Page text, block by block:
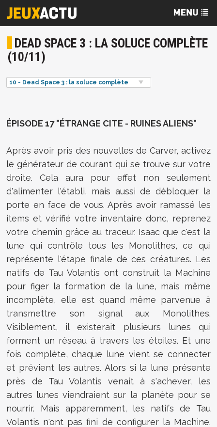
DEAD SPACE 3 : LA SOLUCE COMPLÈTE
(10/11)
10 - Dead Space 3 : la soluce complète
ÉPISODE 17 "ÉTRANGE CITE - RUINES ALIENS"
Après avoir pris des nouvelles de Carver, activez
le générateur de courant qui se trouve sur votre
droite. Cela aura pour effet non seulement
d'alimenter l'établi, mais aussi de débloquer la
porte en face de vous. Après avoir ramassé les
items et vérifié votre inventaire donc, reprenez
votre chemin grâce au traceur. Isaac que c'est la
lune qui contrôle tous les Monolithes, ce qui
représente l'étape finale de ces créatures. Les
natifs de Tau Volantis ont construit la Machine
pour figer la formation de la lune, mais même
incomplète, elle est quand même parvenue à
transmettre son signal aux Monolithes.
Visiblement, il existerait plusieurs lunes qui
forment un réseau à travers les étoiles. Et une
fois complète, chaque lune vient se connecter
et prévient les autres. Alors si la lune présente
près de Tau Volantis venait à s'achever, les
autres lunes viendraient sur la planète pour se
nourrir. Mais apparemment, les natifs de Tau
Volantis n'ont pas fini de configurer la Machine.